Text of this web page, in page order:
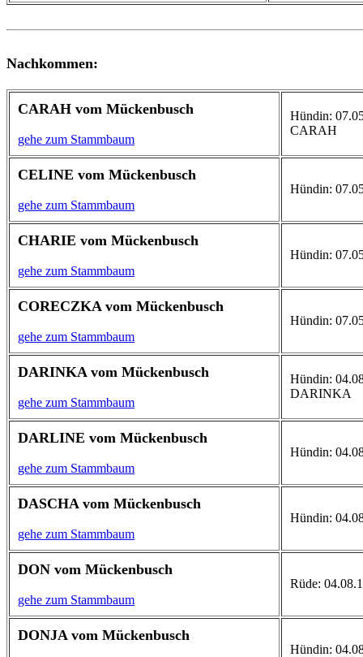
Nachkommen:
CARAH vom Mückenbusch
gehe zum Stammbaum
Hündin:
CARAH
CELINE vom Mückenbusch
gehe zum Stammbaum
Hündin:
CHARIE vom Mückenbusch
gehe zum Stammbaum
Hündin:
CORECZKA vom Mückenbusch
gehe zum Stammbaum
Hündin:
DARINKA vom Mückenbusch
gehe zum Stammbaum
Hündin:
DARINKA
DARLINE vom Mückenbusch
gehe zum Stammbaum
Hündin:
DASCHA vom Mückenbusch
gehe zum Stammbaum
Hündin:
DON vom Mückenbusch
gehe zum Stammbaum
Rüde:
DONJA vom Mückenbusch
Hündin: